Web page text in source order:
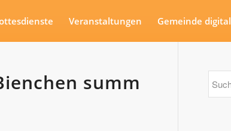
Veranstaltungen Gemeinde digital
summ